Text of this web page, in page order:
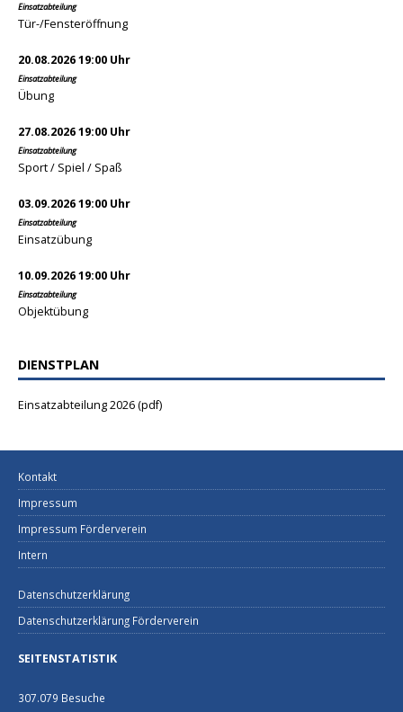
Einsatzabteilung
Tür-/Fensteröffnung
20.08.2026 19:00 Uhr
Einsatzabteilung
Übung
27.08.2026 19:00 Uhr
Einsatzabteilung
Sport / Spiel / Spaß
03.09.2026 19:00 Uhr
Einsatzabteilung
Einsatzübung
10.09.2026 19:00 Uhr
Einsatzabteilung
Objektübung
DIENSTPLAN
Einsatzabteilung 2026 (pdf)
Kontakt
Impressum
Impressum Förderverein
Intern
Datenschutzerklärung
Datenschutzerklärung Förderverein
SEITENSTATISTIK
307.079 Besuche